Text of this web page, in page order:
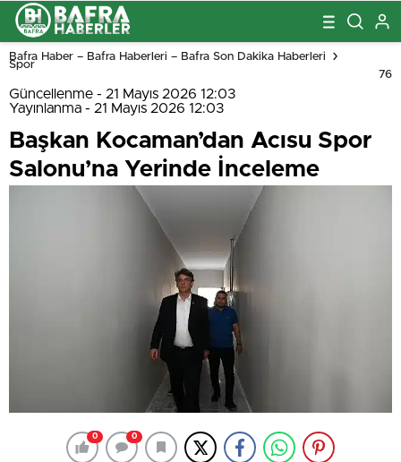
Bafra Haber – Bafra Haberleri – Bafra Son Dakika Haberleri
Spor
76
Güncellenme - 21 Mayıs 2026 12:03
Yayınlanma - 21 Mayıs 2026 12:03
Başkan Kocaman’dan Acısu Spor
Salonu’na Yerinde İnceleme
0 0